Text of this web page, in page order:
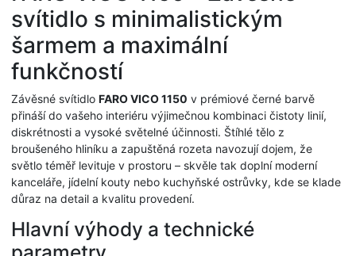
svítidlo s minimalistickým
šarmem a maximální
funkčností
Závěsné svítidlo FARO VICO 1150 v prémiové černé barvě
přináší do vašeho interiéru výjimečnou kombinaci čistoty linií,
diskrétnosti a vysoké světelné účinnosti. Štíhlé tělo z
broušeného hliníku a zapuštěná rozeta navozují dojem, že
světlo téměř levituje v prostoru – skvěle tak doplní moderní
kanceláře, jídelní kouty nebo kuchyňské ostrůvky, kde se klade
důraz na detail a kvalitu provedení.
Hlavní výhody a technické